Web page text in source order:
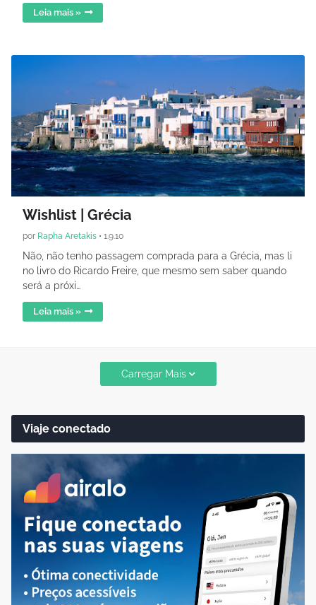
Leia mais »
Wishlist | Grécia
por Rapha Aretakis • 1.9.10
Não, não tenho passagem comprada para a Grécia, mas li
no livro do Ricardo Freire, que mesmo sem saber quando
será a próxi…
Leia mais »
Carregar Mais
Viaje conectado